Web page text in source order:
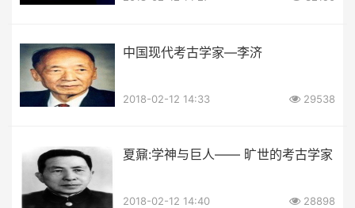
中国现代考古学家—李济
2018-02-12 14:33 29538
夏鼐:学神与巨人—— 旷世的考古学家
2018-02-12 14:40 28898